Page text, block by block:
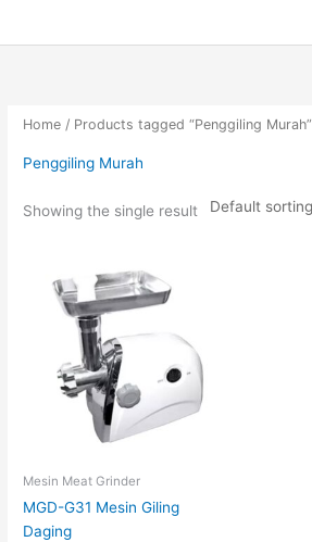
Home / Products tagged “Penggiling Murah”
Penggiling Murah
Showing the single result
Mesin Meat Grinder
MGD-G31 Mesin Giling
Daging